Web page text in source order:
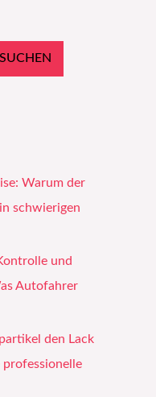
SUCHEN
Warum der
schwierigen
und
Autofahrer
den Lack
professionelle